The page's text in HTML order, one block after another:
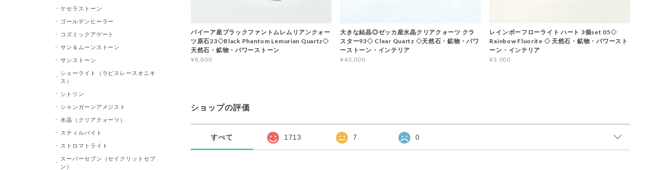
バイーア産ブラックファントムレムリアンクォー
ツ原石23◇Black Phantom Lemurian Quartz◇
天然石・鉱物・パワーストーン
¥8,800
大きな結晶◎ゼッカ産水晶クリアクォーツ クラ
スター93◇ Clear Quartz ◇天然石・鉱物・パワ
ーストーン・インテリア
¥43,000
レインボーフローライト ハート 3個set 05◇
Rainbow Fluorite ◇ 天然石・鉱物・パワースト
ーン・インテリア
¥3,000
ショップの評価
すべて 1713 7 0
ケセラストーン
ゴールデンヒーラー
コズミックアゲート
サン＆ムーンストーン
サンストーン
シェーライト（ラピスレースオニキ
ス）
シトリン
シャンガーンアメジスト
水晶（クリアクォーツ）
スティルバイト
ストロマトライト
スーパーセブン（セイクリットセブ
ン）